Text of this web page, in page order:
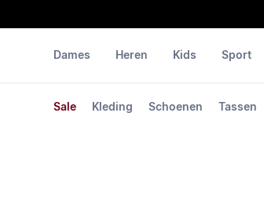
Dames
Sale Kleding Schoenen Tassen
Heren Kids Sport